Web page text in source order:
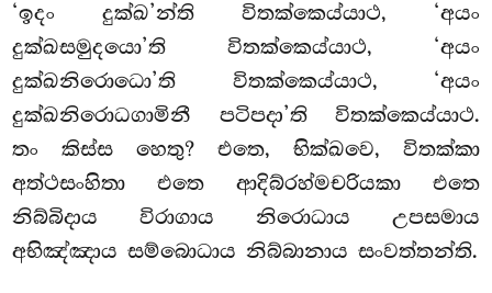
‘ඉදං දුක්ඛ’න්ති විතක්කෙය්යාථ, ‘අයං
දුක්ඛසමුදයො’ති විතක්කෙය්යාථ, ‘අයං
දුක්ඛනිරොධො’ති විතක්කෙය්යාථ, ‘අයං
දුක්ඛනිරොධගාමිනී පටිපදා’ති විතක්කෙය්යාථ.
තං කිස්ස හෙතු? එතෙ, භික්ඛවෙ, විතක්කා
අත්ථසංහිතා එතෙ ආදිබ්රහ්මචරියකා එතෙ
නිබ්බිදාය විරාගාය නිරොධාය උපසමාය
අභිඤ්ඤාය සම්බොධාය නිබ්බානාය සංවත්තන්ති.